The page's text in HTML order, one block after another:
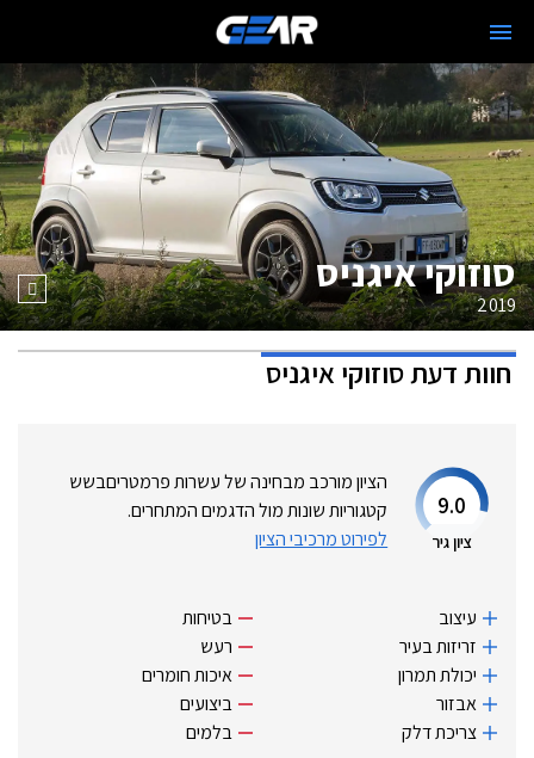
סוזוקי איגניס
2019
חוות דעתסוזוקי איגניס
9.0
ציון גיר
הציון מורכב מבחינה של עשרות פרמטריםבשש
קטגוריות שונות מול הדגמים המתחרים.
לפירוט מרכיבי הציון
עיצוב
זריזות בעיר
יכולת תמרון
אבזור
צריכת דלק
בטיחות
רעש
איכות חומרים
ביצועים
בלמים